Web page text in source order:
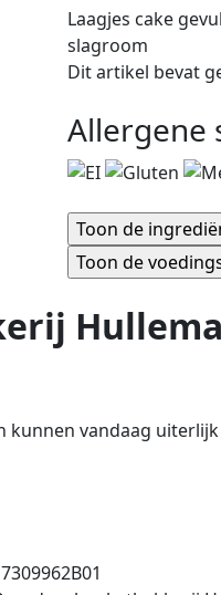
Laagjes cake
slagroom
Dit artikel bevat
Allergene
kunnen vandaag